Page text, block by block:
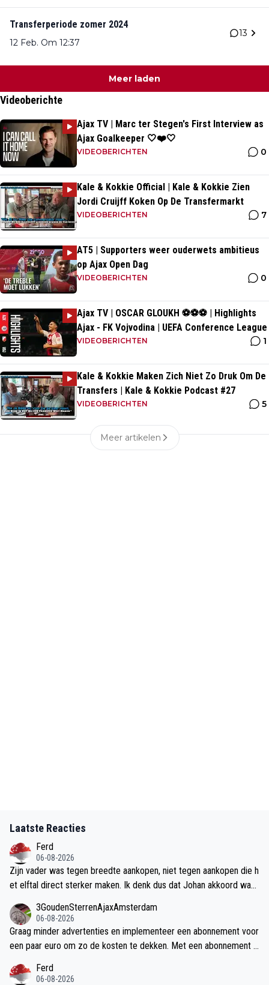
Transferperiode zomer 2024
12 Feb. Om 12:37
13
Meer laden
Videoberichte
Ajax TV | Marc ter Stegen's First Interview as
Ajax Goalkeeper 🤍❤️🤍
VIDEOBERICHTEN 0
Kale & Kokkie Official | Kale & Kokkie Zien
Jordi Cruijff Koken Op De Transfermarkt
VIDEOBERICHTEN 7
AT5 | Supporters weer ouderwets ambitieus
op Ajax Open Dag
VIDEOBERICHTEN 0
Ajax TV | OSCAR GLOUKH ⚽️⚽️⚽️ | Highlights
Ajax - FK Vojvodina | UEFA Conference League
VIDEOBERICHTEN 1
Kale & Kokkie Maken Zich Niet Zo Druk Om De
Transfers | Kale & Kokkie Podcast #27
VIDEOBERICHTEN 5
Meer artikelen
Laatste Reacties
Ferd
06-08-2026
Zijn vader was tegen breedte aankopen, niet tegen aankopen die h
et elftal direct sterker maken. Ik denk dus dat Johan akkoord was
3GoudenSterrenAjaxAmsterdam
06-08-2026
Graag minder advertenties en implementeer een abonnement voor
een paar euro om zo de kosten te dekken. Met een abonnement k
verzin wat leuks.
Ferd
06-08-2026